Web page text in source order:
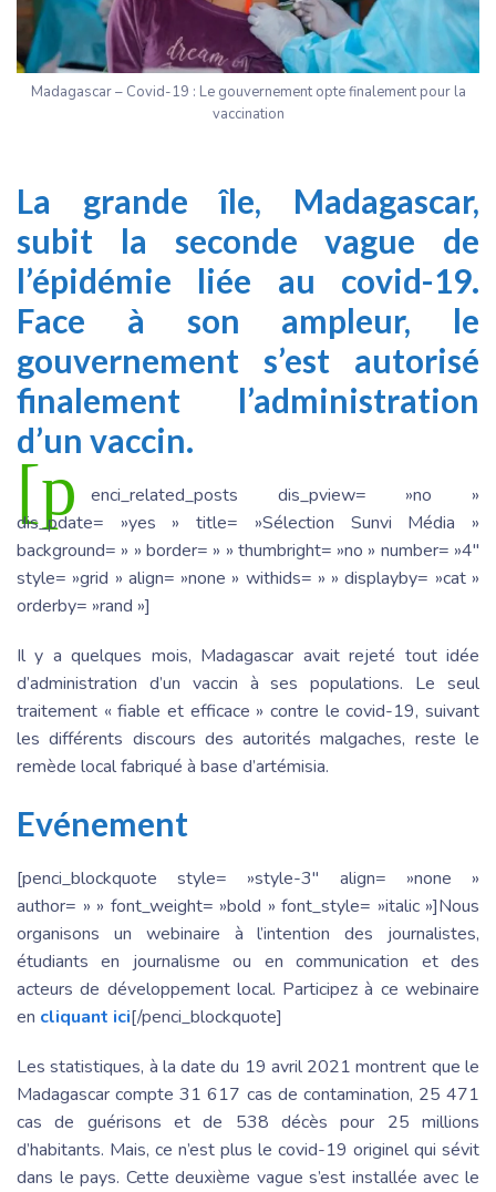
Madagascar – Covid-19 : Le gouvernement opte finalement pour la
vaccination
La grande île, Madagascar,
subit la seconde vague de
l’épidémie liée au covid-19.
Face à son ampleur, le
gouvernement s’est autorisé
finalement l’administration
d’un vaccin.
[p
enci_related_posts dis_pview= »no »
dis_pdate= »yes » title= »Sélection Sunvi Média »
background= » » border= » » thumbright= »no » number= »4″
style= »grid » align= »none » withids= » » displayby= »cat »
orderby= »rand »]
Il y a quelques mois, Madagascar avait rejeté tout idée
d’administration d’un vaccin à ses populations. Le seul
traitement « fiable et efficace » contre le covid-19, suivant
les différents discours des autorités malgaches, reste le
remède local fabriqué à base d’artémisia.
Evénement
[penci_blockquote style= »style-3″ align= »none »
author= » » font_weight= »bold » font_style= »italic »]Nous
organisons un webinaire à l’intention des journalistes,
étudiants en journalisme ou en communication et des
acteurs de développement local. Participez à ce webinaire
en cliquant ici[/penci_blockquote]
Les statistiques, à la date du 19 avril 2021 montrent que le
Madagascar compte 31 617 cas de contamination, 25 471
cas de guérisons et de 538 décès pour 25 millions
d’habitants. Mais, ce n’est plus le covid-19 originel qui sévit
dans le pays. Cette deuxième vague s’est installée avec le